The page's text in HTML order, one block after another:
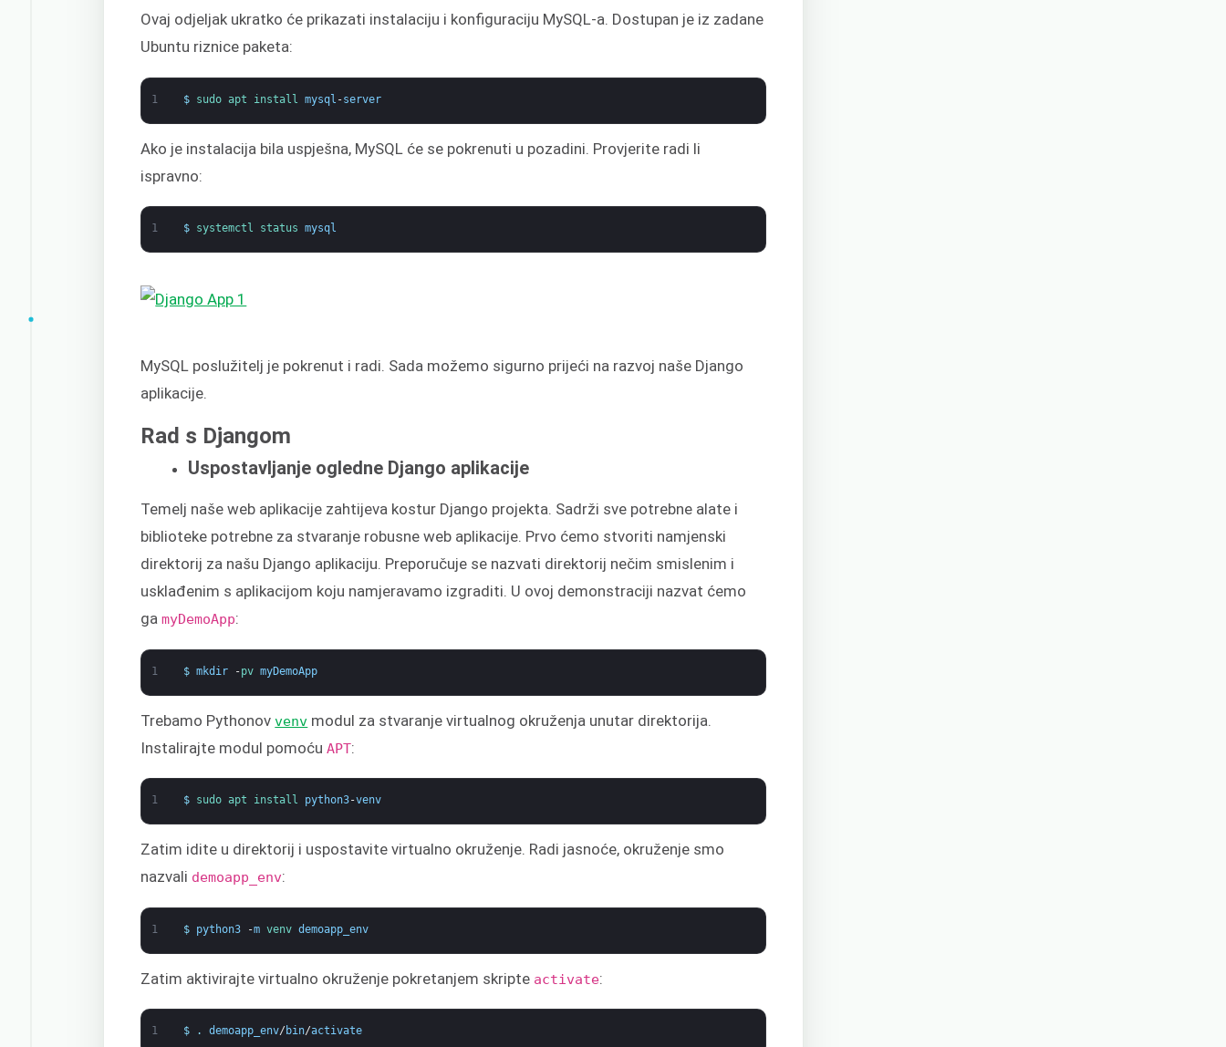
Ovaj odjeljak ukratko će prikazati instalaciju i konfiguraciju MySQL-a. Dostupan je iz zadane
Ubuntu riznice paketa:
1 $ sudo apt install mysql -server
Ako je instalacija bila uspješna, MySQL će se pokrenuti u pozadini. Provjerite radi li
ispravno:
1 $ systemctl status mysql
MySQL poslužitelj je pokrenut i radi. Sada možemo sigurno prijeći na razvoj naše Django
aplikacije.
Rad s Djangom
Uspostavljanje ogledne Django aplikacije
Temelj naše web aplikacije zahtijeva kostur Django projekta. Sadrži sve potrebne alate i
biblioteke potrebne za stvaranje robusne web aplikacije. Prvo ćemo stvoriti namjenski
direktorij za našu Django aplikaciju. Preporučuje se nazvati direktorij nečim smislenim i
usklađenim s aplikacijom koju namjeravamo izgraditi. U ovoj demonstraciji nazvat ćemo
gamyDemoApp:
1 $ mkdir -pv myDemoApp
Trebamo Pythonovvenv modul za stvaranje virtualnog okruženja unutar direktorija.
Instalirajte modul pomoćuAPT:
1 $ sudo apt install python3-venv
Zatim idite u direktorij i uspostavite virtualno okruženje. Radi jasnoće, okruženje smo
nazvali demoapp_env:
1 $ python3 -m venv demoapp_env
Zatim aktivirajte virtualno okruženje pokretanjem skripte activate:
1 $ . demoapp_env/ bin/activate